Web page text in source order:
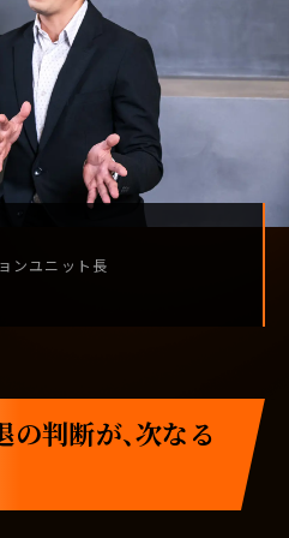
ンユニット長
判断が、次なる